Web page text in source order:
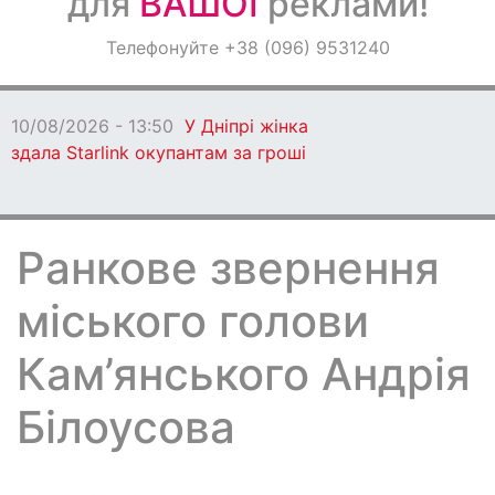
ОголошенняТелефонуйте +38 (096) 9531240
10/08/2026 - 13:50 У Дніпрі жінка
здала Starlink окупантам за гроші
Ранкове звернення
міського голови
Кам’янського Андрія
Білоусова